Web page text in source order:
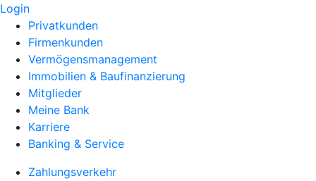
Login
Privatkunden
Firmenkunden
Vermögensmanagement
Immobilien & Baufinanzierung
Mitglieder
Meine Bank
Karriere
Banking & Service
Zahlungsverkehr